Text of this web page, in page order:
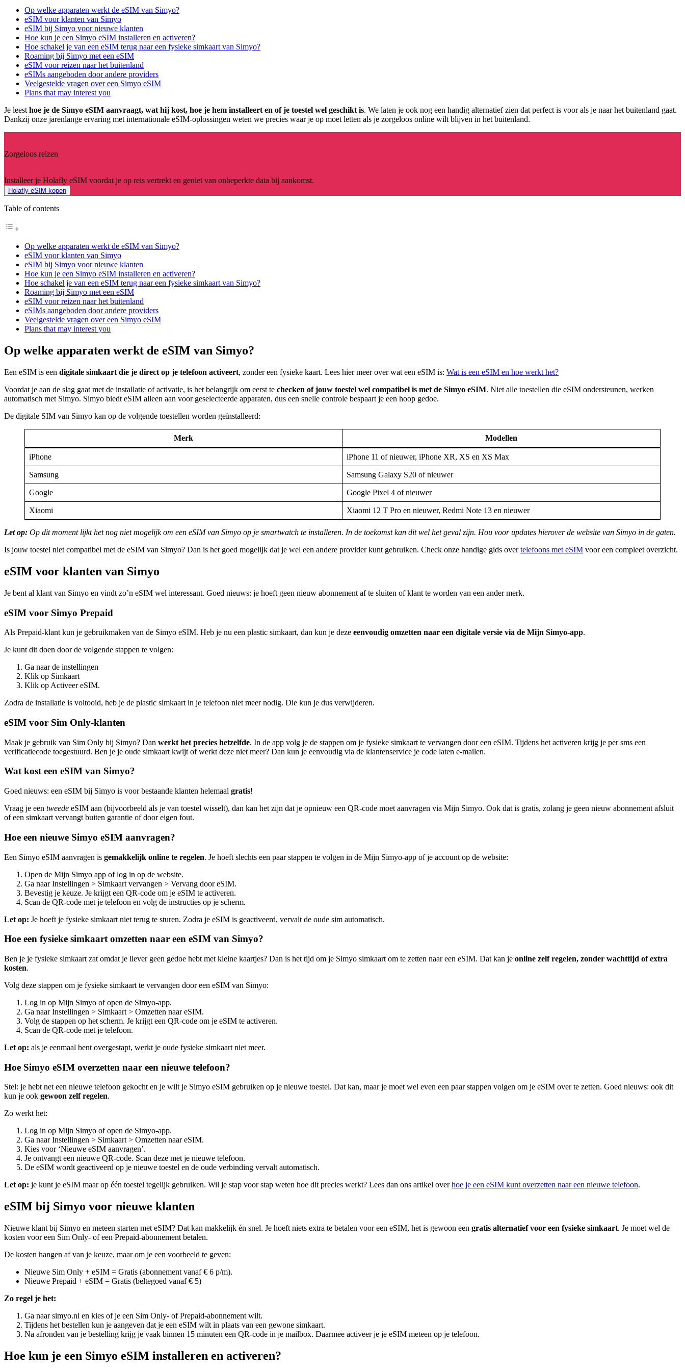
Op welke apparaten werkt de eSIM van Simyo?
eSIM voor klanten van Simyo
eSIM bij Simyo voor nieuwe klanten
Hoe kun je een Simyo eSIM installeren en activeren?
Hoe schakel je van een eSIM terug naar een fysieke simkaart van Simyo?
Roaming bij Simyo met een eSIM
eSIM voor reizen naar het buitenland
eSIMs aangeboden door andere providers
Veelgestelde vragen over een Simyo eSIM
Plans that may interest you
Je leest hoe je de Simyo eSIM aanvraagt, wat hij kost, hoe je hem installeert en of je toestel wel geschikt is. We laten je ook nog een handig alternatief zien dat perfect is voor als je naar het buitenland gaat.
Dankzij onze jarenlange ervaring met internationale eSIM-oplossingen weten we precies waar je op moet letten als je zorgeloos online wilt blijven in het buitenland.
Zorgeloos reizen
Installeer je Holafly eSIM voordat je op reis vertrekt en geniet van onbeperkte data bij aankomst.
Holafly eSIM kopen
Table of contents
Op welke apparaten werkt de eSIM van Simyo?
eSIM voor klanten van Simyo
eSIM bij Simyo voor nieuwe klanten
Hoe kun je een Simyo eSIM installeren en activeren?
Hoe schakel je van een eSIM terug naar een fysieke simkaart van Simyo?
Roaming bij Simyo met een eSIM
eSIM voor reizen naar het buitenland
eSIMs aangeboden door andere providers
Veelgestelde vragen over een Simyo eSIM
Plans that may interest you
Op welke apparaten werkt de eSIM van Simyo?
Een eSIM is een digitale simkaart die je direct op je telefoon activeert, zonder een fysieke kaart. Lees hier meer over wat een eSIM is: Wat is een eSIM en hoe werkt het?
Voordat je aan de slag gaat met de installatie of activatie, is het belangrijk om eerst te checken of jouw toestel wel compatibel is met de Simyo eSIM. Niet alle toestellen die eSIM ondersteunen, werken
automatisch met Simyo. Simyo biedt eSIM alleen aan voor geselecteerde apparaten, dus een snelle controle bespaart je een hoop gedoe.
De digitale SIM van Simyo kan op de volgende toestellen worden geïnstalleerd:
Merk Modellen
iPhone iPhone 11 of nieuwer, iPhone XR, XS en XS Max
Samsung Samsung Galaxy S20 of nieuwer
Google Google Pixel 4 of nieuwer
Xiaomi Xiaomi 12 T Pro en nieuwer, Redmi Note 13 en nieuwer
Let op: Op dit moment lijkt het nog niet mogelijk om een eSIM van Simyo op je smartwatch te installeren. In de toekomst kan dit wel het geval zijn. Hou voor updates hierover de website van Simyo in de gaten.
Is jouw toestel niet compatibel met de eSIM van Simyo? Dan is het goed mogelijk dat je wel een andere provider kunt gebruiken. Check onze handige gids overtelefoons met eSIM voor een compleet overzicht.
eSIM voor klanten van Simyo
Je bent al klant van Simyo en vindt zo’n eSIM wel interessant. Goed nieuws: je hoeft geen nieuw abonnement af te sluiten of klant te worden van een ander merk.
eSIM voor Simyo Prepaid
Als Prepaid-klant kun je gebruikmaken van de Simyo eSIM. Heb je nu een plastic simkaart, dan kun je deze eenvoudig omzetten naar een digitale versie via de Mijn Simyo-app.
Je kunt dit doen door de volgende stappen te volgen:
Ga naar de instellingen
Klik op Simkaart
Klik op Activeer eSIM.
Zodra de installatie is voltooid, heb je de plastic simkaart in je telefoon niet meer nodig. Die kun je dus verwijderen.
eSIM voor Sim Only-klanten
Maak je gebruik van Sim Only bij Simyo? Dan werkt het precies hetzelfde. In de app volg je de stappen om je fysieke simkaart te vervangen door een eSIM. Tijdens het activeren krijg je per sms een
verificatiecode toegestuurd. Ben je je oude simkaart kwijt of werkt deze niet meer? Dan kun je eenvoudig via de klantenservice je code laten e-mailen.
Wat kost een eSIM van Simyo?
Goed nieuws: een eSIM bij Simyo is voor bestaande klanten helemaal gratis!
Vraag je een tweede eSIM aan (bijvoorbeeld als je van toestel wisselt), dan kan het zijn dat je opnieuw een QR-code moet aanvragen via Mijn Simyo. Ook dat is gratis, zolang je geen nieuw abonnement afsluit
of een simkaart vervangt buiten garantie of door eigen fout.
Hoe een nieuwe Simyo eSIM aanvragen?
Een Simyo eSIM aanvragen is gemakkelijk online te regelen. Je hoeft slechts een paar stappen te volgen in de Mijn Simyo-app of je account op de website:
Open de Mijn Simyo app of log in op de website.
Ga naar Instellingen > Simkaart vervangen > Vervang door eSIM.
Bevestig je keuze. Je krijgt een QR-code om je eSIM te activeren.
Scan de QR-code met je telefoon en volg de instructies op je scherm.
Let op: Je hoeft je fysieke simkaart niet terug te sturen. Zodra je eSIM is geactiveerd, vervalt de oude sim automatisch.
Hoe een fysieke simkaart omzetten naar een eSIM van Simyo?
Ben je je fysieke simkaart zat omdat je liever geen gedoe hebt met kleine kaartjes? Dan is het tijd om je Simyo simkaart om te zetten naar een eSIM. Dat kan je online zelf regelen, zonder wachttijd of extra
kosten.
Volg deze stappen om je fysieke simkaart te vervangen door een eSIM van Simyo:
Log in op Mijn Simyo of open de Simyo-app.
Ga naar Instellingen > Simkaart > Omzetten naar eSIM.
Volg de stappen op het scherm. Je krijgt een QR-code om je eSIM te activeren.
Scan de QR-code met je telefoon.
Let op: als je eenmaal bent overgestapt, werkt je oude fysieke simkaart niet meer.
Hoe Simyo eSIM overzetten naar een nieuwe telefoon?
Stel: je hebt net een nieuwe telefoon gekocht en je wilt je Simyo eSIM gebruiken op je nieuwe toestel. Dat kan, maar je moet wel even een paar stappen volgen om je eSIM over te zetten. Goed nieuws: ook dit
kun je ook gewoon zelf regelen.
Zo werkt het:
Log in op Mijn Simyo of open de Simyo-app.
Ga naar Instellingen > Simkaart > Omzetten naar eSIM.
Kies voor ‘Nieuwe eSIM aanvragen’.
Je ontvangt een nieuwe QR-code. Scan deze met je nieuwe telefoon.
De eSIM wordt geactiveerd op je nieuwe toestel en de oude verbinding vervalt automatisch.
Let op: je kunt je eSIM maar op één toestel tegelijk gebruiken. Wil je stap voor stap weten hoe dit precies werkt? Lees dan ons artikel overhoe je een eSIM kunt overzetten naar een nieuwe telefoon.
eSIM bij Simyo voor nieuwe klanten
Nieuwe klant bij Simyo en meteen starten met eSIM? Dat kan makkelijk én snel. Je hoeft niets extra te betalen voor een eSIM, het is gewoon een gratis alternatief voor een fysieke simkaart. Je moet wel de
kosten voor een Sim Only- of een Prepaid-abonnement betalen.
De kosten hangen af van je keuze, maar om je een voorbeeld te geven:
Nieuwe Sim Only + eSIM = Gratis (abonnement vanaf € 6 p/m).
Nieuwe Prepaid + eSIM = Gratis (beltegoed vanaf € 5)
Zo regel je het:
Ga naar simyo.nl en kies of je een Sim Only- of Prepaid-abonnement wilt.
Tijdens het bestellen kun je aangeven dat je een eSIM wilt in plaats van een gewone simkaart.
Na afronden van je bestelling krijg je vaak binnen 15 minuten een QR-code in je mailbox. Daarmee activeer je je eSIM meteen op je telefoon.
Hoe kun je een Simyo eSIM installeren en activeren?